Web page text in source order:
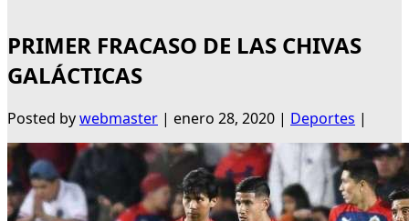
PRIMER FRACASO DE LAS CHIVAS
GALÁCTICAS
Posted bywebmaster | enero 28, 2020 | Deportes |